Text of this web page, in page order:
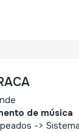
de música
->